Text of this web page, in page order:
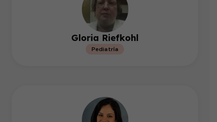
Gloria Riefkohl
Pediatría